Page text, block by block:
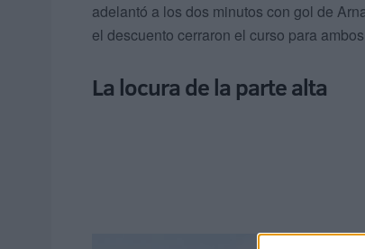
adelantó a los dos minutos con gol de
el descuento cerraron el curso para
La locura de la parte alta